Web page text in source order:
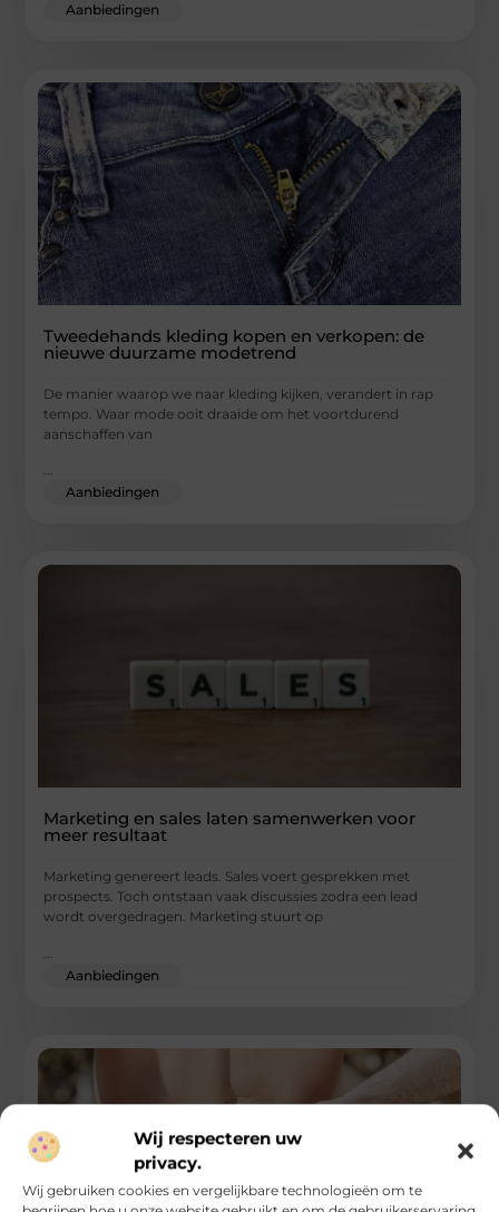
Wij respecteren uw
privacy.
Wij gebruiken cookies en vergelijkbare technologieën om te
Aanbiedingen
Tweedehands kleding kopen en verkopen: de
nieuwe duurzame modetrend
De manier waarop we naar kleding kijken, verandert in rap
tempo. Waar mode ooit draaide om het voortdurend
aanschaffen van
...
Aanbiedingen
Marketing en sales laten samenwerken voor
meer resultaat
Marketing genereert leads. Sales voert gesprekken met
prospects. Toch ontstaan vaak discussies zodra een lead
wordt overgedragen. Marketing stuurt op
Aanbiedingen